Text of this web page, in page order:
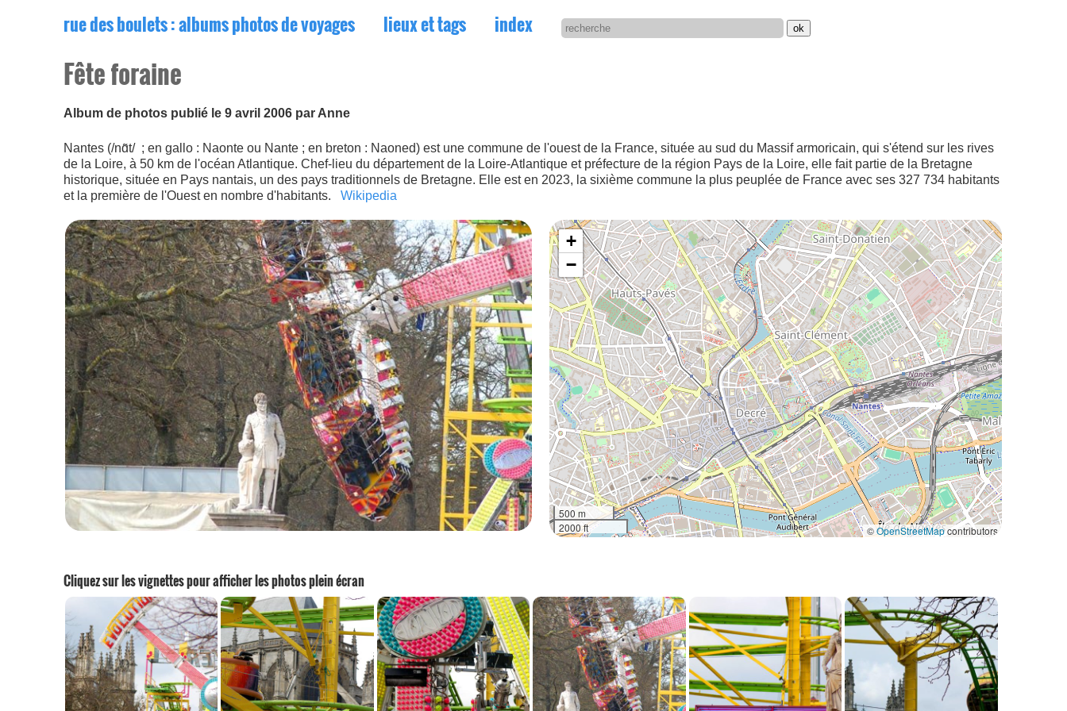
rue des boulets: albums photos de voyages lieux et tags index
Fête foraine
Album de photos publié le 9 avril 2006 par Anne
Nantes (/nɑ̃t/ ; en gallo : Naonte ou Nante ; en breton : Naoned) est une commune de l'ouest de la France, située au sud du Massif armoricain, qui s'étend sur les rives
de la Loire, à 50 km de l'océan Atlantique. Chef-lieu du département de la Loire-Atlantique et préfecture de la région Pays de la Loire, elle fait partie de la Bretagne
historique, située en Pays nantais, un des pays traditionnels de Bretagne. Elle est en 2023, la sixième commune la plus peuplée de France avec ses 327 734 habitants
et la première de l'Ouest en nombre d'habitants. Wikipedia
+
−
500 m
2000 ft
©OpenStreetMapcontributors
Cliquez sur les vignettes pour afficher les photos plein écran